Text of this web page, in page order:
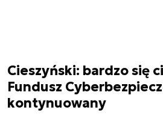
Cieszyński: bardzo się
Fundusz
kontynuowany